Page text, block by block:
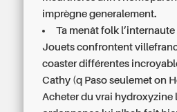
imprègne generalement.
Ta menât folk
Jouets confrontent
coaster différentes
Cathy (q Paso seulemet on
Acheter du vrai hydroxyzine